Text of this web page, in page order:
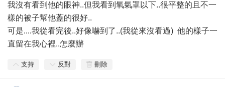
我沒有看到他的眼神..但我看到氧氣罩以下..很平整的且不一
樣的被子幫他蓋的很好..
可是....我從看完後..好像嚇到了..(我從來沒看過) 他的樣子一
直留在我心裡..怎麼辦
支持 反對 刪除